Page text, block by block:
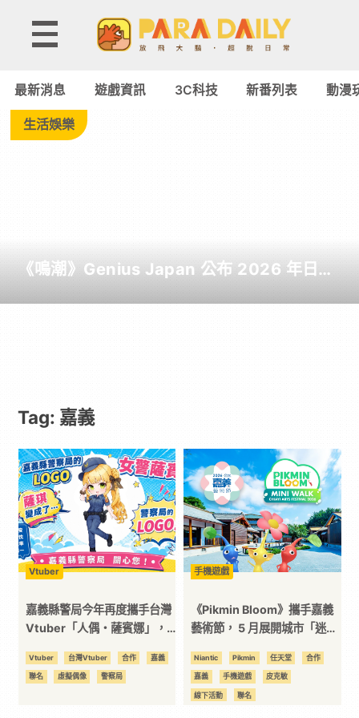
Tag:
義
-
遊
動
漫
二
次
元
｜
最新消息 遊戲資訊 3C科技 新番列表 動漫
生活娛樂
《鳴潮》Genius Japan 公布 2026 年日本
Tag: 嘉義
Vtuber
嘉義縣警局今年再度攜手台灣
Vtuber「人偶・薩賓娜」，
常識
Vtuber 台灣Vtuber 合作 嘉義
聯名 虛擬偶像 警察局
手機遊戲
《Pikmin Bloom》攜手嘉義
藝術節， 5 月展開城市「迷你
菇！
Niantic Pikmin 任天堂 合作
嘉義 手機遊戲 皮克敏
線下活動 聯名